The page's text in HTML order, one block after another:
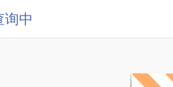
询中